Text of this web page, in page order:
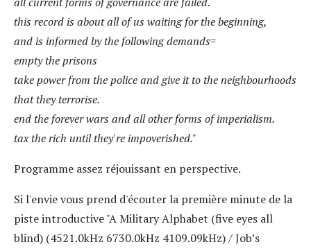
this record is about all of us waiting for the beginning,
and is informed by the following demands=
empty the prisons
take power from the police and give it to the neighbourhoods
that they terrorise.
end the forever wars and all other forms of imperialism.
tax the rich until they're impoverished."
Programme assez réjouissant en perspective.
Si l'envie vous prend d'écouter la première minute de la
piste introductive "A Military Alphabet (five eyes all
blind) (4521.0kHz 6730.0kHz 4109.09kHz) / Job’s